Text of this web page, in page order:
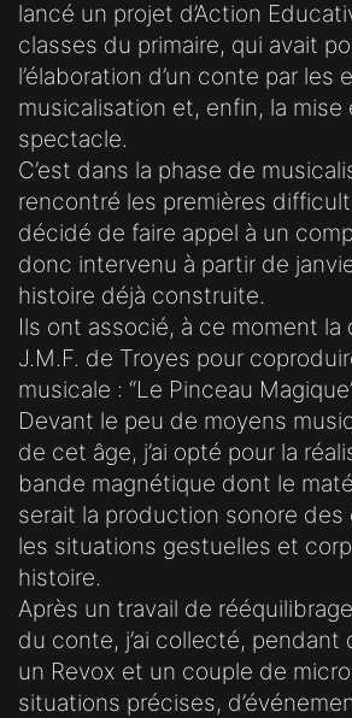
lancé un projet d’Action
classes du primaire, qui avait
l’élaboration d’un conte par les
musicalisation et, enfin, la mise
spectacle.
C’est dans la phase de
rencontré les premières
décidé de faire appel à un
donc intervenu à partir de
histoire déjà construite.
Ils ont associé, à ce moment la
J.M.F. de Troyes pour
musicale : “Le Pinceau
Devant le peu de moyens
de cet âge, j’ai opté pour la
bande magnétique dont le
serait la production sonore des
les situations gestuelles et
histoire.
Après un travail de
du conte, j’ai collecté, pendant
un Revox et un couple de
situations précises,